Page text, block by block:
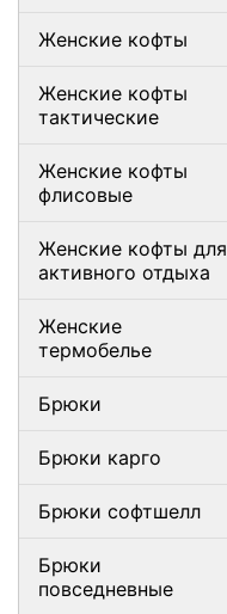
Женские кофты
Женские кофты
тактические
Женские кофты
флисовые
Женские кофты для
активного отдыха
Женские
термобелье
Брюки
Брюки карго
Брюки софтшелл
Брюки
повседневные